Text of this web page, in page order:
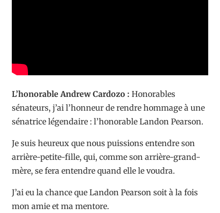
L’honorable Andrew Cardozo : Honorables
sénateurs, j’ai l’honneur de rendre hommage à une
sénatrice légendaire : l’honorable Landon Pearson.
Je suis heureux que nous puissions entendre son
arrière-petite-fille, qui, comme son arrière-grand-
mère, se fera entendre quand elle le voudra.
J’ai eu la chance que Landon Pearson soit à la fois
mon amie et ma mentore.